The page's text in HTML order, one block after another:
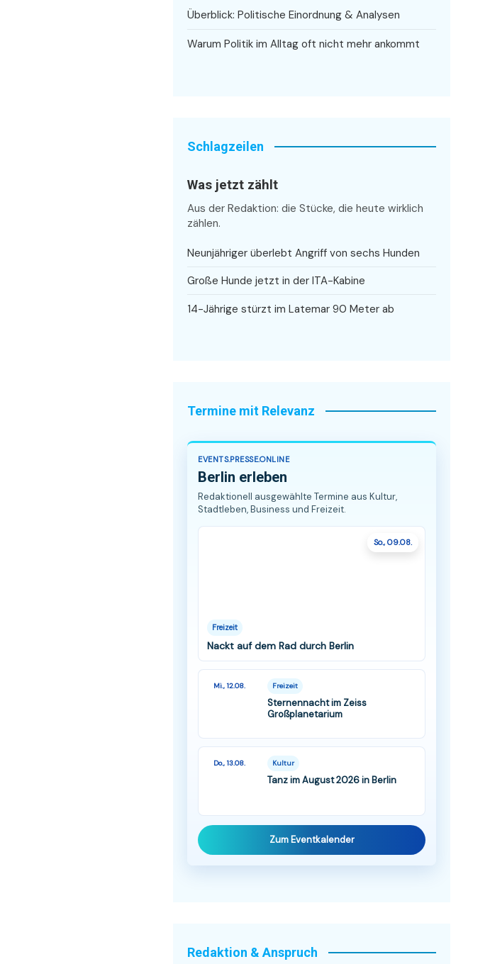
Überblick: Politische Einordnung & Analysen
Warum Politik im Alltag oft nicht mehr ankommt
Schlagzeilen
Was jetzt zählt
Aus der Redaktion: die Stücke, die heute wirklich
zählen.
Neunjähriger überlebt Angriff von sechs Hunden
Große Hunde jetzt in der ITA-Kabine
14-Jährige stürzt im Latemar 90 Meter ab
Termine mit Relevanz
EVENTS.PRESSE.ONLINE
Berlin erleben
Redaktionell ausgewählte Termine aus Kultur,
Stadtleben, Business und Freizeit.
So., 09.08.
Freizeit
Nackt auf dem Rad durch Berlin
Mi., 12.08. Freizeit
Sternennacht im Zeiss
Großplanetarium
Do., 13.08. Kultur
Tanz im August 2026 in Berlin
Zum Eventkalender
Redaktion & Anspruch